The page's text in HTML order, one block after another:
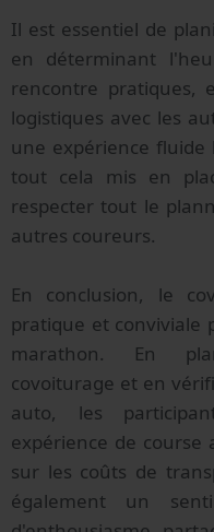
Il est essentiel de
en déterminant
rencontre pratiques,
logistiques avec les
une expérience
tout cela mis en
respecter tout le
autres coureurs.
En conclusion, le
pratique et conviviale
marathon. En
covoiturage et en
auto, les
expérience de
sur les coûts de
également un